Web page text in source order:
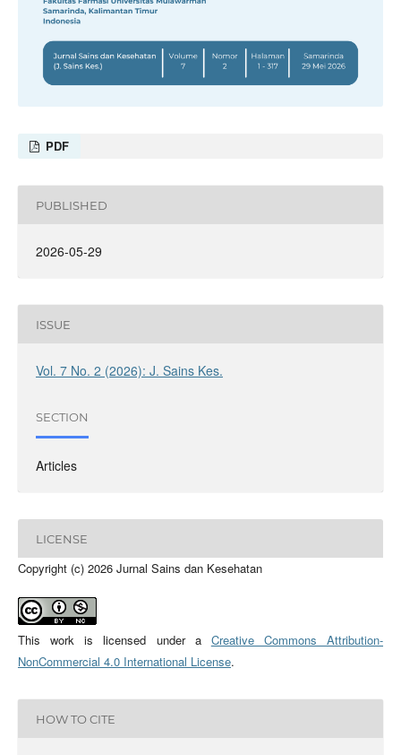
PDF
PUBLISHED
2026-05-29
ISSUE
Vol. 7 No. 2 (2026): J. Sains Kes.
SECTION
Articles
LICENSE
Copyright (c) 2026 Jurnal Sains dan Kesehatan
This work is licensed under a Creative Commons Attribution-
NonCommercial 4.0 International License.
HOW TO CITE